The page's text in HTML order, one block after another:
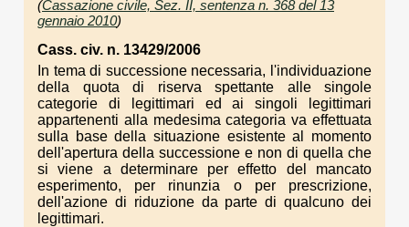
(Cassazione civile, Sez. II, sentenza n. 368 del 13
gennaio 2010)
Cass. civ. n. 13429/2006
In tema di successione necessaria, l'individuazione
della quota di riserva spettante alle singole
categorie di legittimari ed ai singoli legittimari
appartenenti alla medesima categoria va effettuata
sulla base della situazione esistente al momento
dell'apertura della successione e non di quella che
si viene a determinare per effetto del mancato
esperimento, per rinunzia o per prescrizione,
dell'azione di riduzione da parte di qualcuno dei
legittimari.